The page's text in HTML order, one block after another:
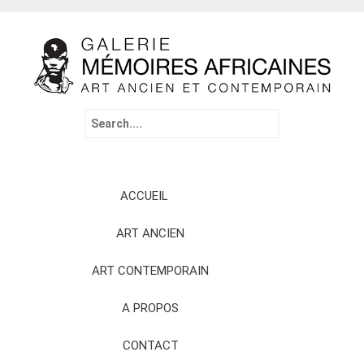
Search
ACCUEIL
ART ANCIEN
ART CONTEMPORAIN
A PROPOS
CONTACT